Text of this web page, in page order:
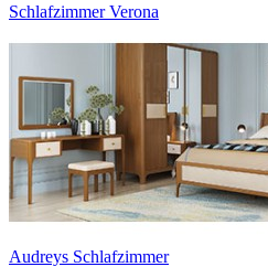
Schlafzimmer Verona
Audreys Schlafzimmer